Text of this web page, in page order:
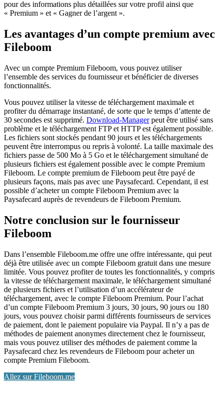
pour des informations plus détaillées sur votre profil ainsi que
« Premium » et « Gagner de l’argent ».
Les avantages d’un compte premium avec
Fileboom
Avec un compte Premium Fileboom, vous pouvez utiliser
l’ensemble des services du fournisseur et bénéficier de diverses
fonctionnalités.
Vous pouvez utiliser la vitesse de téléchargement maximale et
profiter du démarrage instantané, de sorte que le temps d’attente de
30 secondes est supprimé. Download-Managerpeut être utilisé sans
problème et le téléchargement FTP et HTTP est également possible.
Les fichiers sont stockés pendant 90 jours et les téléchargements
peuvent être interrompus ou repris à volonté. La taille maximale des
fichiers passe de 500 Mo à 5 Go et le téléchargement simultané de
plusieurs fichiers est également possible avec le compte Premium
Fileboom. Le compte premium de Fileboom peut être payé de
plusieurs façons, mais pas avec une Paysafecard. Cependant, il est
possible d’acheter un compte Fileboom Premium avec la
Paysafecard auprès de revendeurs de Fileboom Premium.
Notre conclusion sur le fournisseur
Fileboom
Dans l’ensemble Fileboom.me offre une offre intéressante, qui peut
déjà être utilisée avec un compte Fileboom gratuit dans une mesure
limitée. Vous pouvez profiter de toutes les fonctionnalités, y compris
la vitesse de téléchargement maximale, le téléchargement simultané
de plusieurs fichiers et l’utilisation d’un accélérateur de
téléchargement, avec le compte Fileboom Premium. Pour l’achat
d’un compte Fileboom Premium 3 jours, 30 jours, 90 jours ou 180
jours, vous pouvez choisir parmi différents fournisseurs de services
de paiement, dont le paiement populaire via Paypal. Il n’y a pas de
méthodes de paiement anonymes directement chez le fournisseur,
mais vous pouvez utiliser des méthodes de paiement comme la
Paysafecard chez les revendeurs de Fileboom pour acheter un
compte Premium Fileboom.
Allez sur Fileboom.me